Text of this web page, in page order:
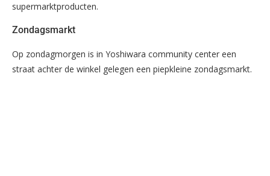
supermarktproducten.
Zondagsmarkt
Op zondagmorgen is in Yoshiwara community center een
straat achter de winkel gelegen een piepkleine zondagsmarkt.